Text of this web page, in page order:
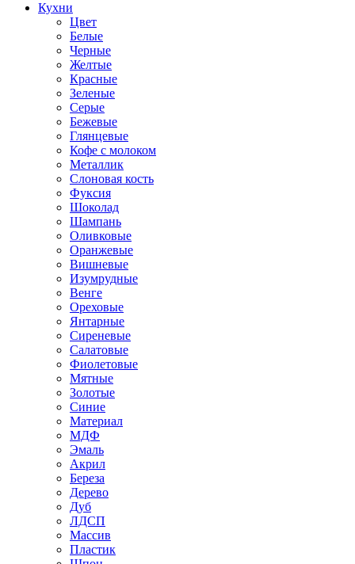
Кухни
Цвет
Белые
Черные
Желтые
Красные
Зеленые
Серые
Бежевые
Глянцевые
Кофе с молоком
Металлик
Слоновая кость
Фуксия
Шоколад
Шампань
Оливковые
Оранжевые
Вишневые
Изумрудные
Венге
Ореховые
Янтарные
Сиреневые
Салатовые
Фиолетовые
Мятные
Золотые
Синие
Материал
МДФ
Эмаль
Акрил
Береза
Дерево
Дуб
ЛДСП
Массив
Пластик